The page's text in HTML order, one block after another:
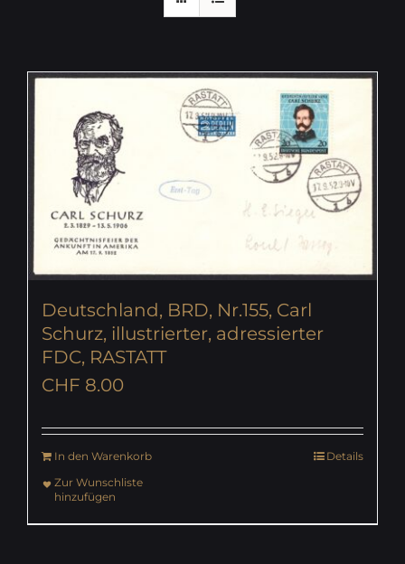
Deutschland, BRD, Nr.155, Carl
Schurz, illustrierter, adressierter
FDC, RASTATT
CHF 8.00
In den Warenkorb
Details
Zur Wunschliste
hinzufügen